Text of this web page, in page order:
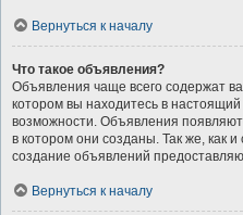
Вернуться к началу
Что такое объявления?
Объявления чаще всего содержат
котором вы находитесь в
возможности. Объявления
в котором они созданы. Так же, как
создание объявлений
Вернуться к началу